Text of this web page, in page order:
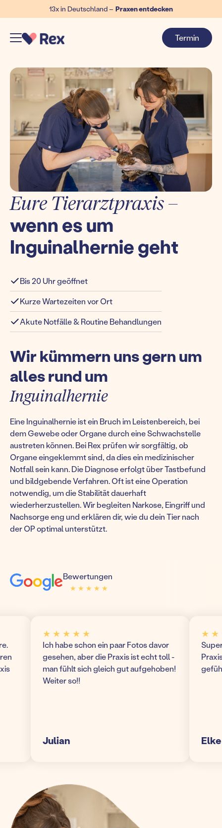
13x in Deutschland – Praxen entdecken
Termin
Eure Tierarztpraxis –
wenn es um
Inguinalhernie geht
Bis 20 Uhr geöffnet
Kurze Wartezeiten vor Ort
Akute Notfälle & Routine Behandlungen
Wir kümmern uns gern um
alles rund um
Inguinalhernie
Eine Inguinalhernie ist ein Bruch im Leistenbereich, bei
dem Gewebe oder Organe durch eine Schwachstelle
austreten können. Bei Rex prüfen wir sorgfältig, ob
Organe eingeklemmt sind, da dies ein medizinischer
Notfall sein kann. Die Diagnose erfolgt über Tastbefund
und bildgebende Verfahren. Oft ist eine Operation
notwendig, um die Stabilität dauerhaft
wiederherzustellen. Wir begleiten Narkose, Eingriff und
Nachsorge eng und erklären dir, wie du dein Tier nach
der OP optimal unterstützt.
Bewertungen
★ ★ ★ ★ ★
★ ★ ★ ★ ★
★ ★ ★ ★ ★
Ich habe schon ein paar Fotos davor
gesehen, aber die Praxis ist echt toll -
man fühlt sich gleich gut aufgehoben!
Weiter so!!
Julian
★ ★ ★
Super
Praxis!
gefühlt
Elke S.